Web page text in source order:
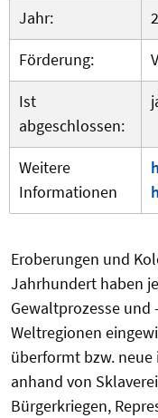
Jahr:
Förderung:
Ist
abgeschlossen:
Weitere
Informationen
Eroberungen und
Jahrhundert haben
Gewaltprozesse und
Weltregionen
überformt bzw. neue
anhand von
Bürgerkriegen,